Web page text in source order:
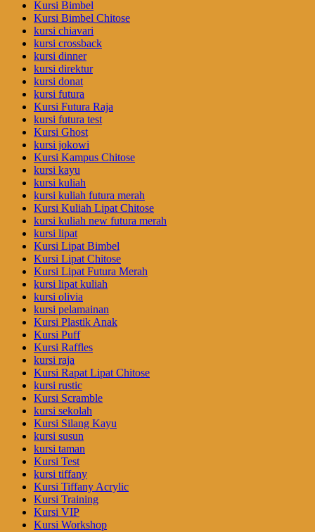
Kursi Bimbel
Kursi Bimbel Chitose
kursi chiavari
kursi crossback
kursi dinner
kursi direktur
kursi donat
kursi futura
Kursi Futura Raja
kursi futura test
Kursi Ghost
kursi jokowi
Kursi Kampus Chitose
kursi kayu
kursi kuliah
kursi kuliah futura merah
Kursi Kuliah Lipat Chitose
kursi kuliah new futura merah
kursi lipat
Kursi Lipat Bimbel
Kursi Lipat Chitose
Kursi Lipat Futura Merah
kursi lipat kuliah
kursi olivia
kursi pelamainan
Kursi Plastik Anak
Kursi Puff
Kursi Raffles
kursi raja
Kursi Rapat Lipat Chitose
kursi rustic
Kursi Scramble
kursi sekolah
Kursi Silang Kayu
kursi susun
kursi taman
Kursi Test
kursi tiffany
Kursi Tiffany Acrylic
Kursi Training
Kursi VIP
Kursi Workshop